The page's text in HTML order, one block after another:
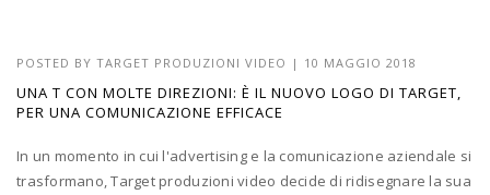
POSTED BY TARGET PRODUZIONI VIDEO | 10 MAGGIO 2018
UNA T CON MOLTE DIREZIONI: È IL NUOVO LOGO DI TARGET,
PER UNA COMUNICAZIONE EFFICACE
In un momento in cui l'advertising e la comunicazione aziendale si
trasformano, Target produzioni video decide di ridisegnare la sua